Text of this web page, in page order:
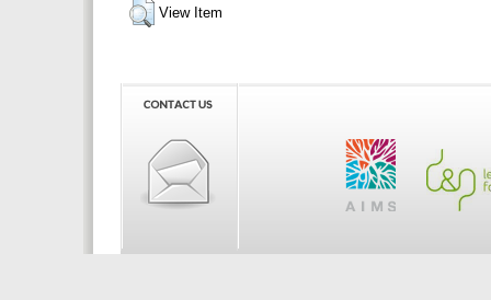
View Item